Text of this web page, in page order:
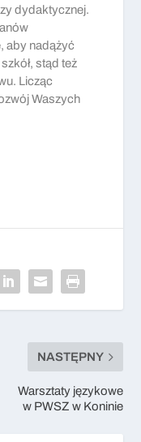
dydaktycznej.
aby nadążyć
stąd też
Licząc
Waszych
NASTĘPNY
Warsztaty językowe
w PWSZ w Koninie